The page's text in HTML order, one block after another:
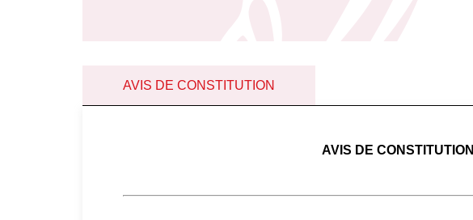
AVIS DE CONSTITUTION
AVIS DE CONSTITUTION